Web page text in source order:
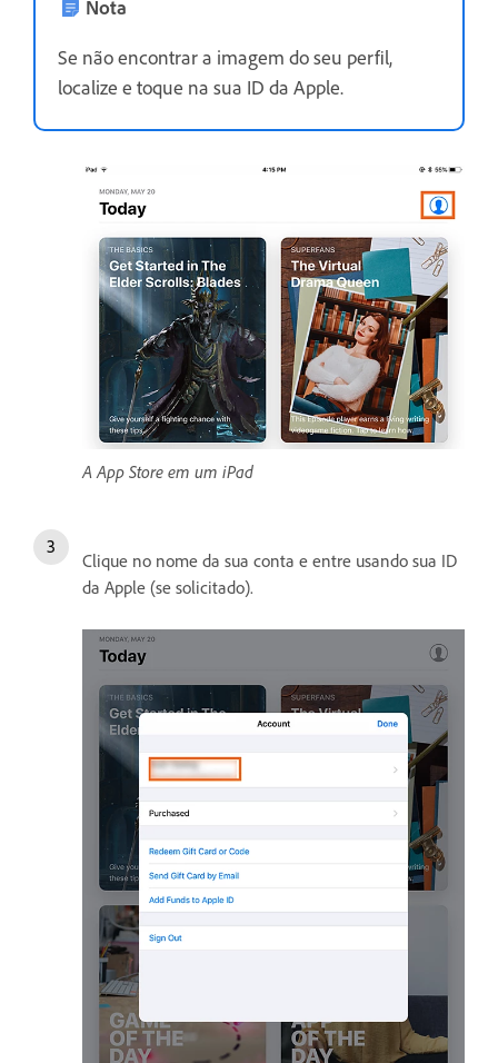
Nota
Se não encontrar a imagem do seu perfil,
localize e toque na sua ID da Apple.
A App Store em um iPad
Clique no nome da sua conta e entre usando sua ID
da Apple (se solicitado).